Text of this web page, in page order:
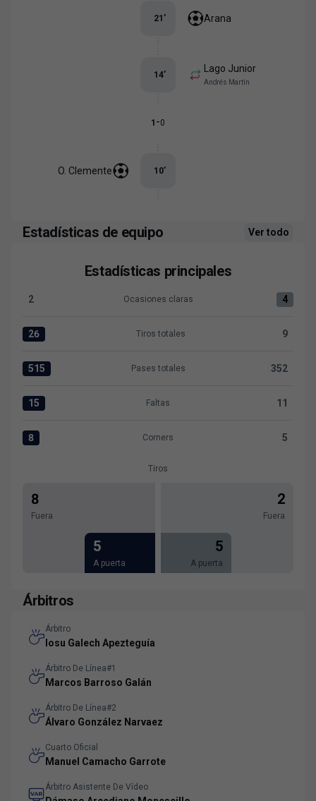
Arana
21’
Lago Junior
Andrés Martín
14’
1 -0
O. Clemente 10’
Estadísticas de equipo Ver todo
Estadísticas principales
Ocasiones claras:Levante UD 2 versus R. Racing Club 4
2 Ocasiones claras 4
Tiros totales:Levante UD 26 versus R. Racing Club 9
26 Tiros totales 9
Pases totales:Levante UD 515 versus R. Racing Club 352
515 Pases totales 352
Faltas:Levante UD 15 versus R. Racing Club 11
15 Faltas 11
Corners:Levante UD 8 versus R. Racing Club 5
8 Corners 5
Tiros
8
Fuera
5
A puerta
2
Fuera
5
A puerta
Árbitros
Árbitro
Iosu Galech Apezteguía
Árbitro De Línea#1
Marcos Barroso Galán
Árbitro De Línea#2
Álvaro González Narvaez
Cuarto Oficial
Manuel Camacho Garrote
Árbitro Asistente De Vídeo